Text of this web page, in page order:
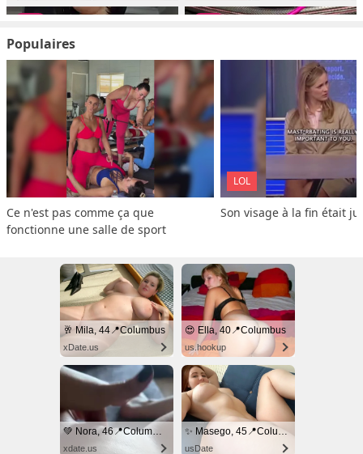
Populaires
Ce n'est pas comme ça que
fonctionne une salle de sport
LOL
Son visage à la fin était